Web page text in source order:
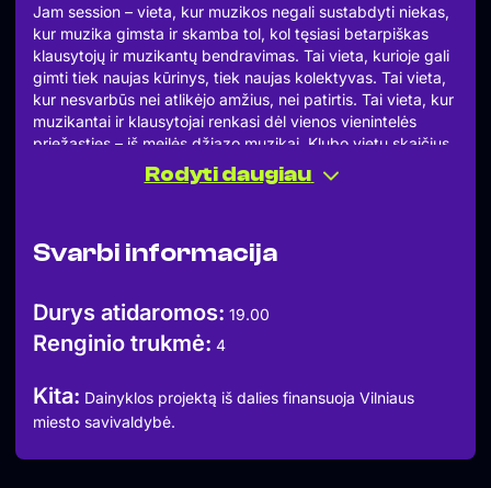
Jam session – vieta, kur muzikos negali sustabdyti niekas,
kur muzika gimsta ir skamba tol, kol tęsiasi betarpiškas
klausytojų ir muzikantų bendravimas. Tai vieta, kurioje gali
gimti tiek naujas kūrinys, tiek naujas kolektyvas. Tai vieta,
kur nesvarbūs nei atlikėjo amžius, nei patirtis. Tai vieta, kur
muzikantai ir klausytojai renkasi dėl vienos vienintelės
priežasties – iš meilės džiazo muzikai. Klubo vietų skaičius
ribotas, tad pirmieji atėję užsitikrins vietą klube.
Jam Session’ą atidarys:
Andrew Safwat – double bass
Vilniaus miesto savivaldybė.
Įėjimas į klubą – 10 eur (prie durų, grynais ar kortele),
kuriuos galėsite išleisti bare.
Jam Sessionas prasidės 20:00 val.
Baras atsidaro 19:00 val. Anksčiau atėję lankytojai renkasi
labiau patinkančias vietas , stovimų vietų nėra.
Rodyti daugiau
Svarbi informacija
Durys atidaromos: 19.00
Renginio trukmė: 4
Kita: Dainyklos projektą iš dalies finansuoja Vilniaus
miesto savivaldybė.